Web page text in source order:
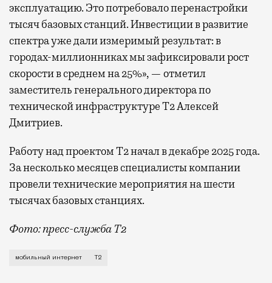
эксплуатацию. Это потребовало перенастройки
тысяч базовых станций. Инвестиции в развитие
спектра уже дали измеримый результат: в
городах-миллионниках мы зафиксировали рост
скорости в среднем на 25%», — отметил
заместитель генерального директора по
технической инфраструктуре Т2 Алексей
Дмитриев.
Работу над проектом Т2 начал в декабре 2025 года.
За несколько месяцев специалисты компании
провели технические мероприятия на шести
тысячах базовых станциях.
Фото: пресс-служба Т2
Мобильный оператор Т2 завершил работы по
мобильный интернет Т2